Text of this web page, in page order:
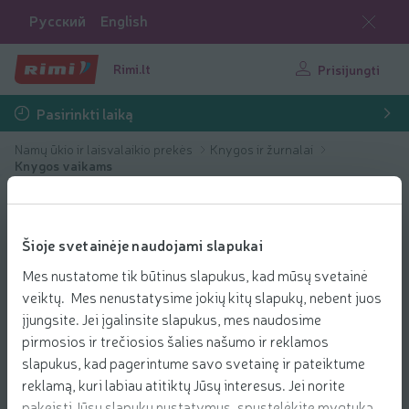
Šioje svetainėje naudojami slapukai
Mes nustatome tik būtinus slapukus, kad mūsų svetainė
veiktų. Mes nenustatysime jokių kitų slapukų, nebent juos
įjungsite. Jei įgalinsite slapukus, mes naudosime
pirmosios ir trečiosios šalies našumo ir reklamos
slapukus, kad pagerintume savo svetainę ir pateiktume
reklamą, kuri labiau atitiktų Jūsų interesus. Jei norite
Русский English
Rimi.lt Prisijungti
Pasirinkti laiką
Namų ūkio ir laisvalaikio prekės
Knygos ir žurnalai
Knygos vaikams